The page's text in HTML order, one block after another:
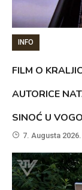
INFO
FILM O
AUTORICE
SINOĆ U
7. Augusta 2026.